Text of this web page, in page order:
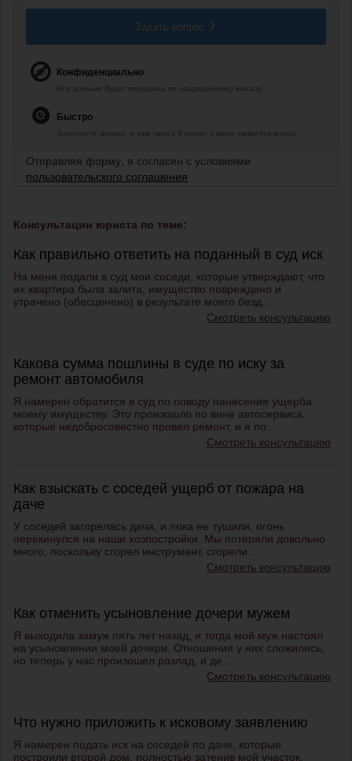
Задать вопрос
Конфиденциально
Все данные будут переданы по защищенному каналу.
Быстро
Заполните форму, и уже через 5 минут с вами свяжется юрист.
Отправляя форму, я согласен с условиями
пользовательского соглашения
Консультации юриста по теме:
Как правильно ответить на поданный в суд иск
На меня подали в суд мои соседи, которые утверждают, что
их квартира была залита, имущество повреждено и
утрачено (обесценено) в результате моего безд...
Смотреть консультацию
Какова сумма пошлины в суде по иску за
ремонт автомобиля
Я намерен обратится в суд по поводу нанесения ущерба
моему имуществу. Это произошло по вине автосервиса,
которые недобросовестно провел ремонт, и я по...
Смотреть консультацию
Как взыскать с соседей ущерб от пожара на
даче
У соседей загорелась дача, и пока ее тушили, огонь
перекинулся на наши хозпостройки. Мы потеряли довольно
много, поскольку сгорел инструмент, сгорели ...
Смотреть консультацию
Как отменить усыновление дочери мужем
Я выходила замуж пять лет назад, и тогда мой муж настоял
на усыновлении моей дочери. Отношения у них сложились,
но теперь у нас произошел разлад, и де...
Смотреть консультацию
Что нужно приложить к исковому заявлению
Я намерен подать иск на соседей по даче, которые
построили второй дом, полностью затенив мой участок.